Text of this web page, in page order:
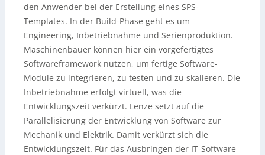
den Anwender bei der Erstellung eines SPS-
Templates. In der Build-Phase geht es um
Engineering, Inbetriebnahme und Serienproduktion.
Maschinenbauer können hier ein vorgefertigtes
Softwareframework nutzen, um fertige Software-
Module zu integrieren, zu testen und zu skalieren. Die
Inbetriebnahme erfolgt virtuell, was die
Entwicklungszeit verkürzt. Lenze setzt auf die
Parallelisierung der Entwicklung von Software zur
Mechanik und Elektrik. Damit verkürzt sich die
Entwicklungszeit. Für das Ausbringen der IT-Software